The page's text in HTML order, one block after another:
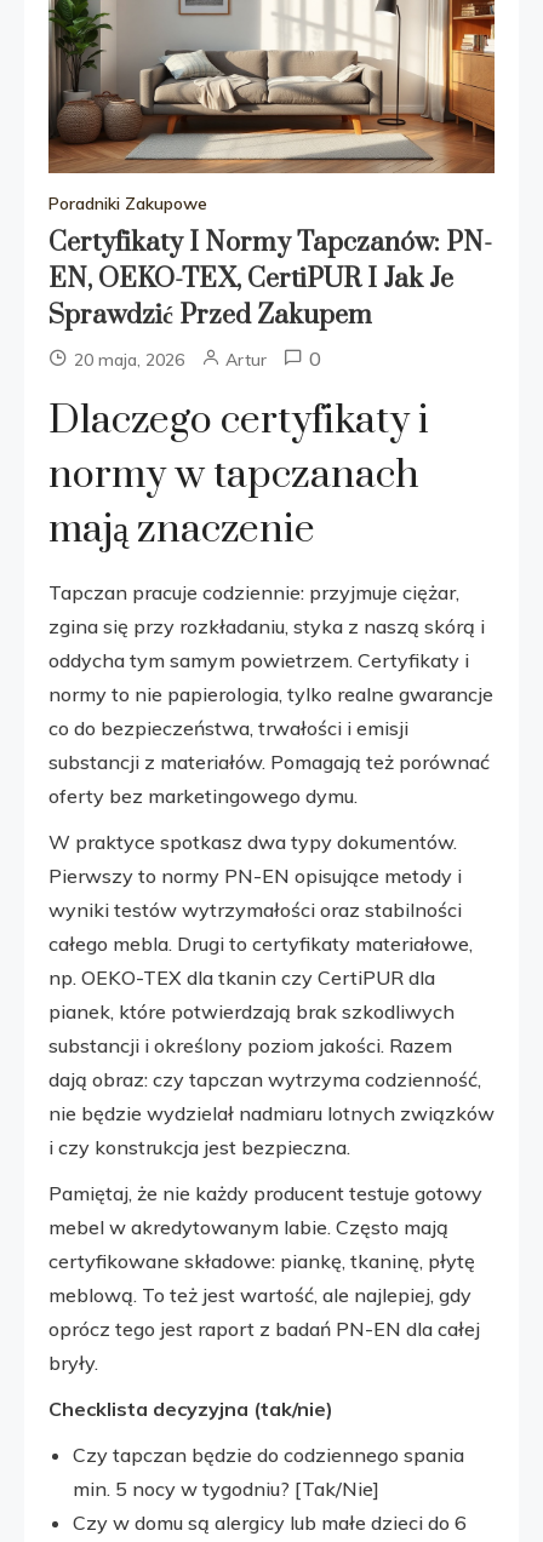
Poradniki Zakupowe
Certyfikaty I Normy Tapczanów: PN-
EN, OEKO-TEX, CertiPUR I Jak Je
Sprawdzić Przed Zakupem
20 maja, 2026 Artur 0
Dlaczego certyfikaty i
normy w tapczanach
mają znaczenie
Tapczan pracuje codziennie: przyjmuje ciężar,
zgina się przy rozkładaniu, styka z naszą skórą i
oddycha tym samym powietrzem. Certyfikaty i
normy to nie papierologia, tylko realne gwarancje
co do bezpieczeństwa, trwałości i emisji
substancji z materiałów. Pomagają też porównać
oferty bez marketingowego dymu.
W praktyce spotkasz dwa typy dokumentów.
Pierwszy to normy PN-EN opisujące metody i
wyniki testów wytrzymałości oraz stabilności
całego mebla. Drugi to certyfikaty materiałowe,
np. OEKO-TEX dla tkanin czy CertiPUR dla
pianek, które potwierdzają brak szkodliwych
substancji i określony poziom jakości. Razem
dają obraz: czy tapczan wytrzyma codzienność,
nie będzie wydzielał nadmiaru lotnych związków
i czy konstrukcja jest bezpieczna.
Pamiętaj, że nie każdy producent testuje gotowy
mebel w akredytowanym labie. Często mają
certyfikowane składowe: piankę, tkaninę, płytę
meblową. To też jest wartość, ale najlepiej, gdy
oprócz tego jest raport z badań PN-EN dla całej
bryły.
Checklista decyzyjna (tak/nie)
Czy tapczan będzie do codziennego spania
min. 5 nocy w tygodniu? [Tak/Nie]
Czy w domu są alergicy lub małe dzieci do 6